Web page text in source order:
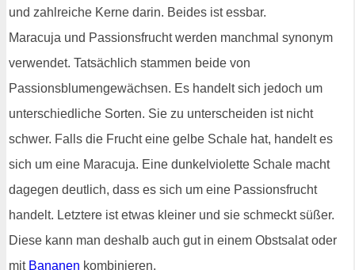
und zahlreiche Kerne darin. Beides ist essbar.
Maracuja und Passionsfrucht werden manchmal synonym
verwendet. Tatsächlich stammen beide von
Passionsblumengewächsen. Es handelt sich jedoch um
unterschiedliche Sorten. Sie zu unterscheiden ist nicht
schwer. Falls die Frucht eine gelbe Schale hat, handelt es
sich um eine Maracuja. Eine dunkelviolette Schale macht
dagegen deutlich, dass es sich um eine Passionsfrucht
handelt. Letztere ist etwas kleiner und sie schmeckt süßer.
Diese kann man deshalb auch gut in einem Obstsalat oder
mit Bananen kombinieren.